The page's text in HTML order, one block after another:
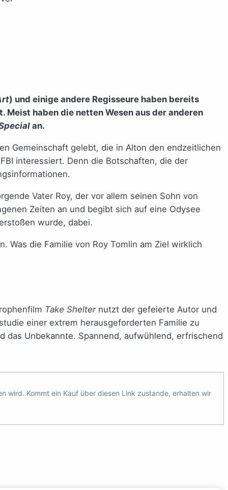
) und einige andere Regisseure haben bereits
haben die netten Wesen aus der anderen
an.
Gemeinschaft gelebt, die in Alton den endzeitlichen
interessiert. Denn die Botschaften, die der
Vater Roy, der vor allem seinen Sohn von
Zeiten an und begibt sich auf eine Odysee
wurde, dabei.
Was die Familie von Roy Tomlin am Ziel wirklich
Take Shelternutzt der gefeierte Autor und
einer extrem herausgeforderten Familie zu
Unbekannte. Spannend, aufwühlend, erfrischend
wird. Kommt ein Kauf über diesen Link zustande, erhalten wir